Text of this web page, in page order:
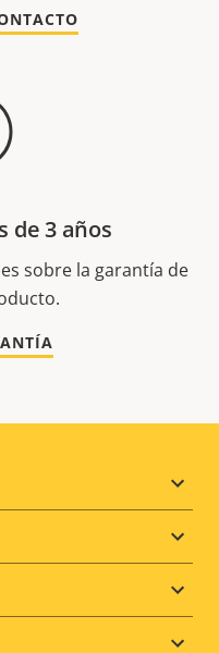
de 3 años
sobre la garantía de